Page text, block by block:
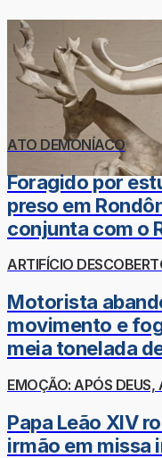
ATO DEMONÍACO
Foragido por
preso em
conjunta com o
ARTIFÍCIO
Motorista
movimento e
meia tonelada
EMOÇÃO: APÓS DEUS,
Papa Leão XIV
irmão em missa